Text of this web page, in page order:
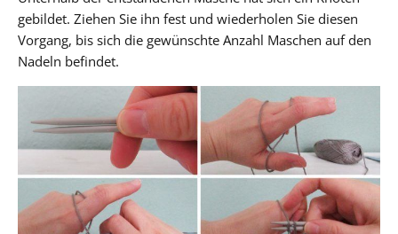
gebildet. Ziehen Sie ihn fest und wiederholen Sie diesen
Vorgang, bis sich die gewünschte Anzahl Maschen auf den
Nadeln befindet.